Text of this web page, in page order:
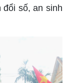
số, an sinh